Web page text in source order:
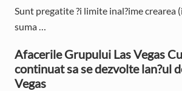
Sunt pregatite ?i limite inal?ime crearea
suma …
Afacerile Grupului Las Vegas
continuat sa se dezvolte lan?ul
Vegas